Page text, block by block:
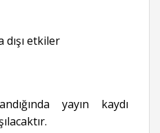
etkiler
yayın kaydı